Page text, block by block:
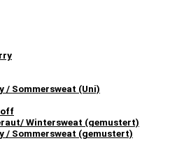
/ Sommersweat (Uni)
Wintersweat (gemustert)
/ Sommersweat (gemustert)